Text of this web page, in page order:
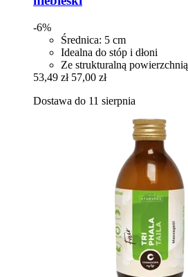
-6%
Średnica: 5 cm
Idealna do stóp i dłoni
Ze strukturalną powierzchnią
53,49 zł 57,00 zł
Dostawa do 11 sierpnia